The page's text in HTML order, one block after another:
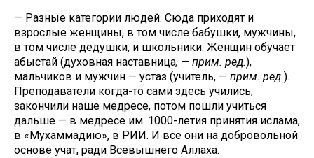
— Разные категории людей. Сюда приходят и
взрослые женщины, в том числе бабушки, мужчины,
в том числе дедушки, и школьники. Женщин обучает
абыстай (духовная наставница, — прим. ред.),
мальчиков и мужчин — устаз (учитель, — прим. ред.).
Преподаватели когда-то сами здесь учились,
закончили наше медресе, потом пошли учиться
дальше — в медресе им. 1000-летия принятия ислама,
в «Мухаммадию», в РИИ. И все они на добровольной
основе учат, ради Всевышнего Аллаха.